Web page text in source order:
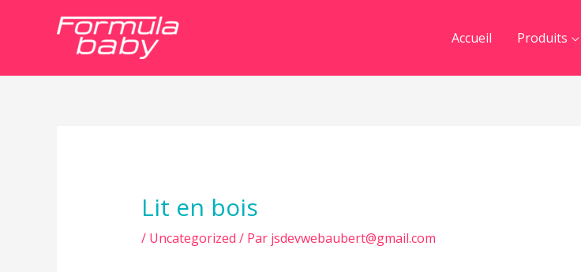
Accueil Produits
Lit en bois
/ Uncategorized / Par jsdevwebaubert@gmail.com